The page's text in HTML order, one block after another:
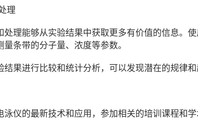
理
处理能够从实验结果中获取更多有价值的信息。
条带的分子量、浓度等参数。
结果进行比较和统计分析，可以发现潜在的规律
泳仪的最新技术和应用，参加相关的培训课程和